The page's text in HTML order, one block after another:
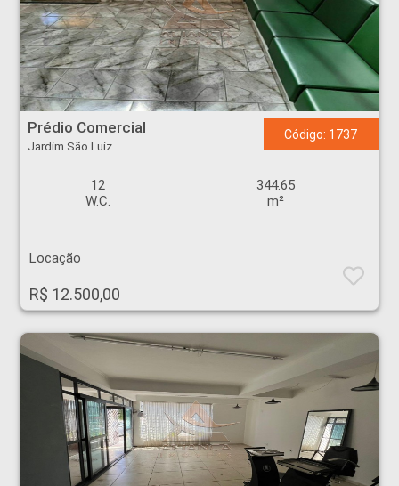
Prédio Comercial - Jardim São Luiz - Ribeirão Preto
Prédio Comercial
Jardim São Luiz
Código: 1737
12
W.C.
344.65
m²
Locação
R$ 12.500,00